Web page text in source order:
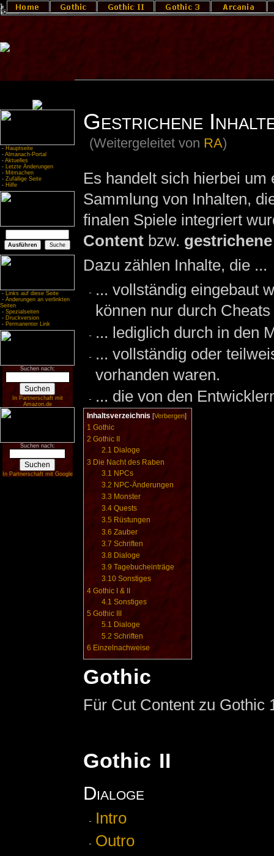
- Hauptseite
- Almanach-Portal
- Aktuelles
- Letzte Änderungen
- Mitmachen
- Zufällige Seite
- Hilfe
- Links auf diese Seite
- Änderungen an verlinkten
Seiten
- Spezialseiten
- Druckversion
- Permanenter Link
Suchen nach:
In Partnerschaft mit
Amazon.de
Suchen nach:
In Partnerschaft mit Google
Gestrichene
(Weitergeleitet von RA)
Es handelt sich hierbei um
Sammlung von Inhalten,
finalen Spiele integriert
Contentbzw.
Dazu zählen Inhalte, die ...
... vollständig eingebaut
können nur durch
... lediglich durch in den
... vollständig oder
vorhanden waren.
... die von den
Inhaltsverzeichnis [Verbergen]
1 Gothic
2 Gothic II
2.1 Dialoge
3 Die Nacht des Raben
3.1 NPCs
3.2 NPC-Änderungen
3.3 Monster
3.4 Quests
3.5 Rüstungen
3.6 Zauber
3.7 Schriften
3.8 Dialoge
3.9 Tagebucheinträge
3.10 Sonstiges
4 Gothic I & II
4.1 Sonstiges
5 Gothic III
5.1 Dialoge
5.2 Schriften
6 Einzelnachweise
Gothic
Für Cut Content zu Gothic
Gothic II
Dialoge
Intro
Outro